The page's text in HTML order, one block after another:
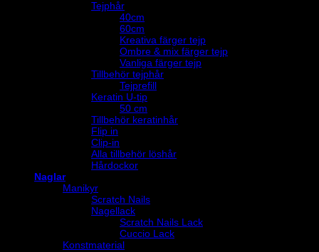
Tejphår
40cm
60cm
Kreativa färger tejp
Ombre & mix färger tejp
Vanliga färger tejp
Tillbehör tejphår
Tejprefill
Keratin U-tip
50 cm
Tillbehör keratinhår
Flip in
Clip-in
Alla tillbehör löshår
Hårdockor
Naglar
Manikyr
Scratch Nails
Nagellack
Scratch Nails Lack
Cuccio Lack
Konstmaterial